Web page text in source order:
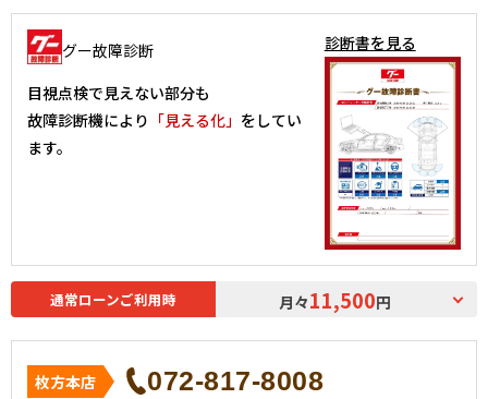
グー故障診断
目視点検で見えない部分も
故障診断機により 「見える化」 をしてい
ます。
診断書を見る
通常ローンご利用時 月々11,500円
枚方本店 072-817-8008